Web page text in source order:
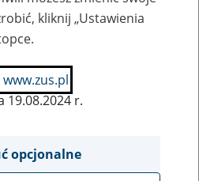
kliknij „Ustawienia
19.08.2024 r.
opcjonalne